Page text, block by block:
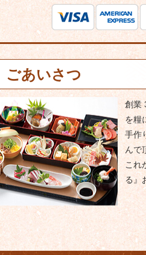
ごあいさつ
創業
を糧
手作
んで
これ
る』